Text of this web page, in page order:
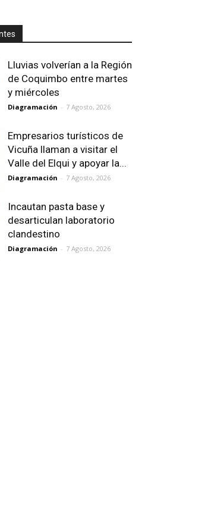
Lluvias volverían a la Región
de Coquimbo entre martes
y miércoles
Diagramación - 7 Agosto, 2026
Empresarios turísticos de
Vicuña llaman a visitar el
Valle del Elqui y apoyar la...
Diagramación - 7 Agosto, 2026
Incautan pasta base y
desarticulan laboratorio
clandestino
Diagramación - 7 Agosto, 2026